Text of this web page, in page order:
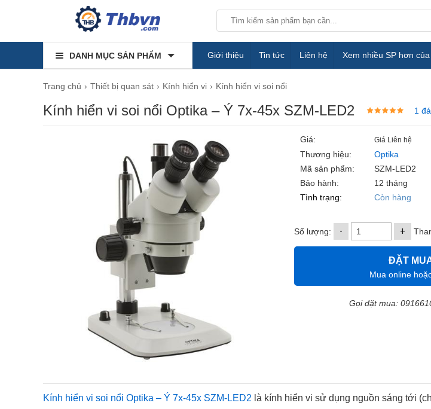
DANH MỤC SẢN PHẨM Giới thiệu Tin tức Liên hệ Xem nhiều SP hơn
Trang chủ Thiết bị quan sát Kính hiển vi Kính hiển vi soi nổi
Kính hiển vi soi nổi Optika – Ý 7x-45x SZM-LED2 1
Giá: Giá Liên hệ
Thương hiệu:
Optika
Mã sản phẩm:
SZM-LED2
Bảo hành:
12 tháng
Tình trạng:
Còn hàng
Số lượng: - +
ĐẶT
Mua online
Gọi đặt mua:
Kính hiển vi soi nổi Optika – Ý 7x-45x SZM-LED2 là kính hiển vi sử dụng nguồn sáng tới